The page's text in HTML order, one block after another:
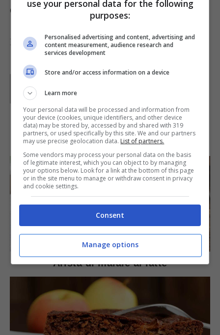
Questo pane è ottimo con i salumi.
Foto di N i c o l a
2013, spaziando tra tutte le tipologie di ricette, con un
IN PRIMO PIANO
SECONDI PIATTI
Arista di maiale al latte
use your personal data for the following
purposes:
Personalised advertising and content, advertising and
content measurement, audience research and
services development
Store and/or access information on a device
Learn more
Your personal data will be processed and information from
your device (cookies, unique identifiers, and other device
data) may be stored by, accessed by and shared with 319
partners, or used specifically by this site. We and our partners
may use precise geolocation data. List of partners.
Some vendors may process your personal data on the basis
of legitimate interest, which you can object to by managing
your options below. Look for a link at the bottom of this page
or in the site menu to manage or withdraw consent in privacy
and cookie settings.
Consent
Manage options